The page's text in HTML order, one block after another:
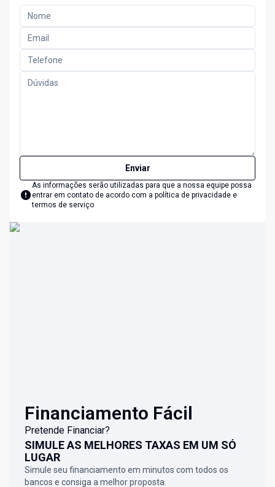
Enviar
As informações serão utilizadas para que a nossa equipe possa
entrar em contato de acordo com a política de privacidade e
termos de serviço
Financiamento Fácil
Pretende Financiar?
SIMULE AS MELHORES TAXAS EM UM SÓ
LUGAR
Simule seu financiamento em minutos com todos os
bancos e consiga a melhor proposta.